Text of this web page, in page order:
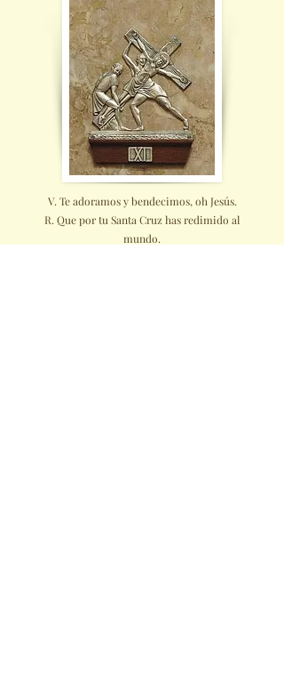
V. Te adoramos y bendecimos, oh Jesús.
R. Que por tu Santa Cruz has redimido al
mundo.